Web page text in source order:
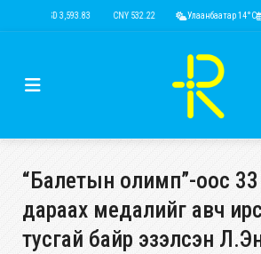
USD 3,593.83 CNY 532.22 RUB 44.47 EUR
Улаанбаатар 14°C
“Балетын олимп”-оос
дараах медалийг авч
тусгай байр эзэлсэн